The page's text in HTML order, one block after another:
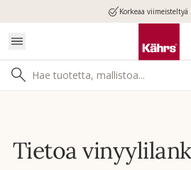
Korkeaa viimeisteltyä
Tietoa